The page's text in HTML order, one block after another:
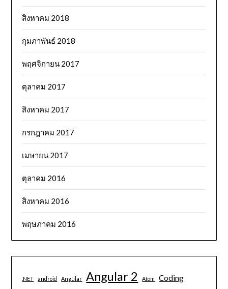
สิงหาคม 2018
กุมภาพันธ์ 2018
พฤศจิกายน 2017
ตุลาคม 2017
สิงหาคม 2017
กรกฎาคม 2017
เมษายน 2017
ตุลาคม 2016
สิงหาคม 2016
พฤษภาคม 2016
.NET android Angular Angular 2 Atom
Coding